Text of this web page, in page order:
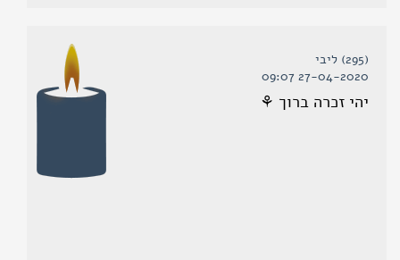
(295) ליבי
27-04-2020 09:07
יהי זכרה ברוך ⚘